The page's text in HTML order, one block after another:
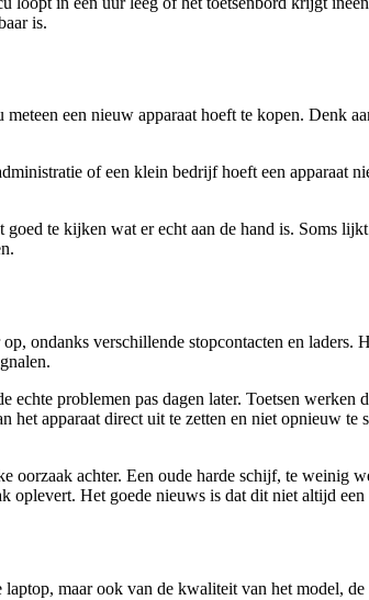
is.
een nieuw apparaat hoeft te kopen. Denk
of een klein bedrijf hoeft een apparaat
te kijken wat er echt aan de hand is. Soms
ondanks verschillende stopcontacten en laders.
problemen pas dagen later. Toetsen werken
apparaat direct uit te zetten en niet opnieuw te
oorzaak achter. Een oude harde schijf, te weinig
oplevert. Het goede nieuws is dat dit niet altijd
maar ook van de kwaliteit van het model, de